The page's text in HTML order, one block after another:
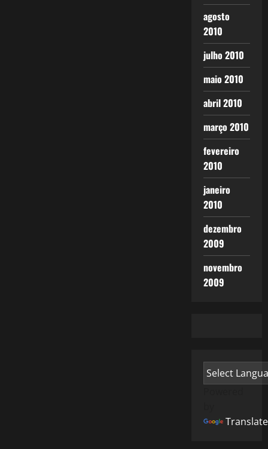
agosto
2010
julho 2010
maio 2010
abril 2010
março 2010
fevereiro
2010
janeiro
2010
dezembro
2009
novembro
2009
Translate